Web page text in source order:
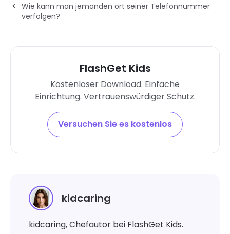
Wie kann man jemanden ort seiner Telefonnummer
verfolgen?
FlashGet Kids
Kostenloser Download. Einfache
Einrichtung. Vertrauenswürdiger Schutz.
Versuchen Sie es kostenlos
kidcaring
kidcaring, Chefautor bei FlashGet Kids.